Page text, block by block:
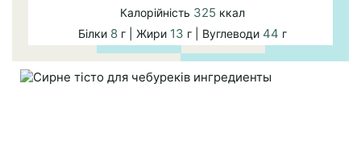
Калорійність 325 ккал
Білки 8 г | Жири 13 г | Вуглеводи 44 г